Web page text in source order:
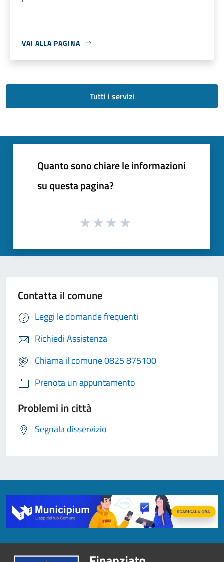
VAI ALLA PAGINA
Tutti i servizi
Quanto sono chiare le informazioni
su questa pagina?
Contatta il comune
Leggi le domande frequenti
Richiedi Assistenza
Chiama il comune 0825 875100
Prenota un appuntamento
Problemi in città
Segnala disservizio